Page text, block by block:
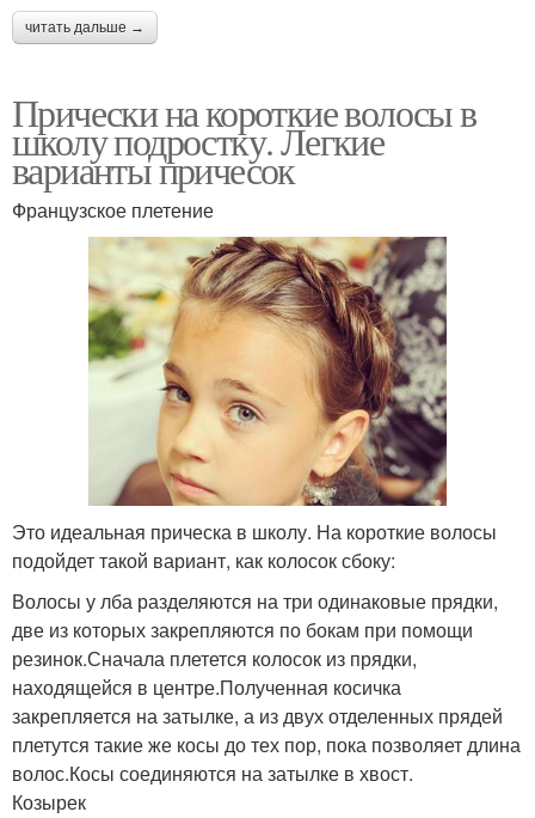
читать дальше →
Прически на короткие волосы в
школу подростку. Легкие
варианты причесок
Французское плетение
Это идеальная прическа в школу. На короткие волосы
подойдет такой вариант, как колосок сбоку:
Волосы у лба разделяются на три одинаковые прядки,
две из которых закрепляются по бокам при помощи
резинок.Сначала плетется колосок из прядки,
находящейся в центре.Полученная косичка
закрепляется на затылке, а из двух отделенных прядей
плетутся такие же косы до тех пор, пока позволяет длина
волос.Косы соединяются на затылке в хвост.
Козырек